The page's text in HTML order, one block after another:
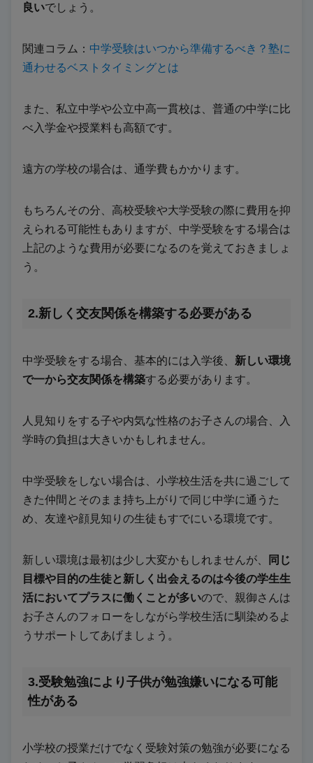
良いでしょう。
関連コラム： 中学受験はいつから準備するべき？塾に
通わせるベストタイミングとは
また、私立中学や公立中高一貫校は、普通の中学に比
べ入学金や授業料も高額です。
遠方の学校の場合は、通学費もかかります。
もちろんその分、高校受験や大学受験の際に費用を抑
えられる可能性もありますが、中学受験をする場合は
上記のような費用が必要になるのを覚えておきましょ
う。
2.新しく交友関係を構築する必要がある
中学受験をする場合、基本的には入学後、 新しい環境
で一から交友関係を構築する必要があります。
人見知りをする子や内気な性格のお子さんの場合、入
学時の負担は大きいかもしれません。
中学受験をしない場合は、小学校生活を共に過ごして
きた仲間とそのまま持ち上がりで同じ中学に通うた
め、友達や顔見知りの生徒もすでにいる環境です。
新しい環境は最初は少し大変かもしれませんが、
同じ
目標や目的の生徒と新しく出会えるのは今後の学生生
活においてプラスに働くことが多いので、親御さんは
お子さんのフォローをしながら学校生活に馴染めるよ
うサポートしてあげましょう。
3.受験勉強により子供が勉強嫌いになる可能
性がある
小学校の授業だけでなく受験対策の勉強が必要になる